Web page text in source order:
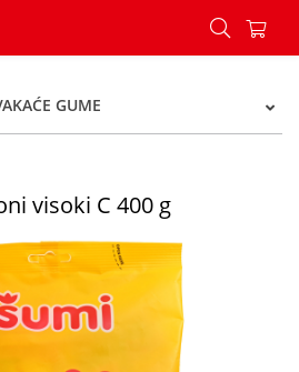
Bomboni visoki C 400 g - Konzum
GUME
visoki C 400 g